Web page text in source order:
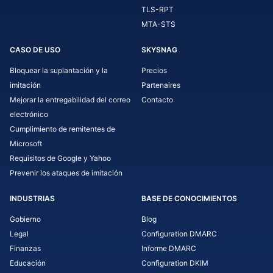
TLS-RPT
MTA-STS
CASO DE USO
Bloquear la suplantación y la
imitación
Mejorar la entregabilidad del correo
electrónico
Cumplimiento de remitentes de
Microsoft
Requisitos de Google y Yahoo
Prevenir los ataques de imitación
SKYSNAG
Precios
Partenaires
Contacto
INDUSTRIAS
Gobierno
Legal
Finanzas
Educación
BASE DE CONOCIMIENTOS
Blog
Configuration DMARC
Informe DMARC
Configuration DKIM